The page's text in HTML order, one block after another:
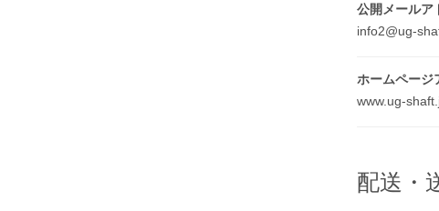
公開メールア
info2@ug-
ホームページ
www.ug-
配送・